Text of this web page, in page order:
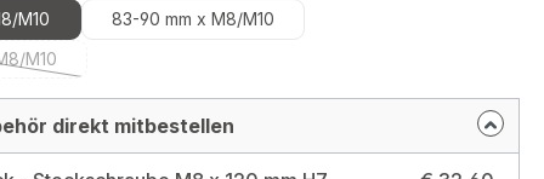
M10
83-90 mm x M8/M10
M10
Option ist zurzeit nicht verfügbar.)
direkt mitbestellen